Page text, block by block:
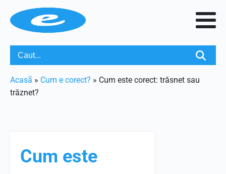
Acasã » Cum e corect? » Cum este corect: trăsnet sau
trăznet?
Cum este